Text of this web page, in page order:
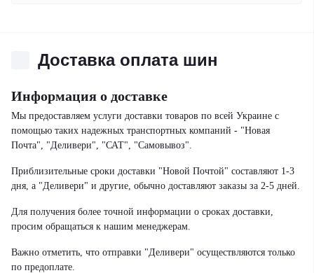
Доставка оплата шин
Информация о доставке
Мы предоставляем услуги доставки товаров по всей Украине с
помощью таких надежных транспортных компаний - "Новая
Почта", "Деливери", "САТ", "Самовывоз".
Приблизительные сроки доставки "Новой Почтой" составляют 1-3
дня, а "Деливери" и другие, обычно доставляют заказы за 2-5 дней.
Для получения более точной информации о сроках доставки,
просим обращаться к нашим менеджерам.
Важно отметить, что отправки "Деливери" осуществляются только
по предоплате.